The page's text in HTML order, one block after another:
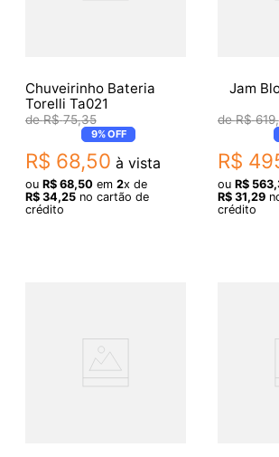
Chuveirinho Bateria
Torelli Ta021
R$ 75,35
9%OFF
R$ 68,50 à vista
ou R$ 68,50em 2x de
R$ 34,25no cartão de
crédito
Jam
R$ 619,
R$
ou R$ 563,
R$ 31,29
crédito